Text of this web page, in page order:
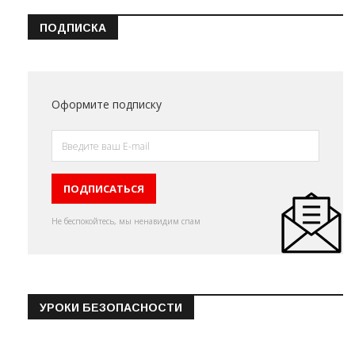
ПОДПИСКА
Оформите подписку
Не беспокойтесь, мы ненавидим спам
УРОКИ БЕЗОПАСНОСТИ